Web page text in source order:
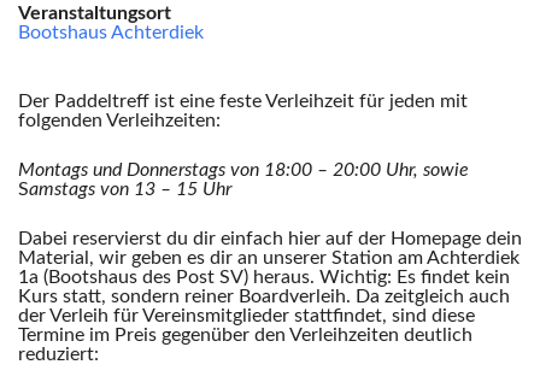
Veranstaltungsort
Bootshaus Achterdiek
Der Paddeltreff ist eine feste Verleihzeit für jeden mit
folgenden Verleihzeiten:
Montags und Donnerstags von 18:00 – 20:00 Uhr, sowie
Samstags von 13 – 15 Uhr
Dabei reservierst du dir einfach hier auf der Homepage dein
Material, wir geben es dir an unserer Station am Achterdiek
1a (Bootshaus des Post SV) heraus. Wichtig: Es findet kein
Kurs statt, sondern reiner Boardverleih. Da zeitgleich auch
der Verleih für Vereinsmitglieder stattfindet, sind diese
Termine im Preis gegenüber den Verleihzeiten deutlich
reduziert: